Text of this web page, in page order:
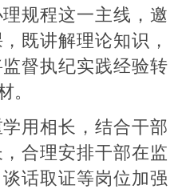
规程这一主线，邀
既讲解理论知识，
督执纪实践经验转
。
用相长，结合干部
合理安排干部在监
话取证等岗位加强